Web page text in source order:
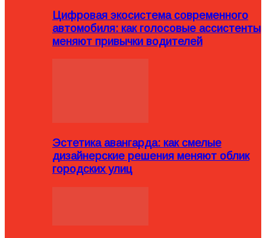
Цифровая экосистема современного
автомобиля: как голосовые ассистенты
меняют привычки водителей
Эстетика авангарда: как смелые
дизайнерские решения меняют облик
городских улиц